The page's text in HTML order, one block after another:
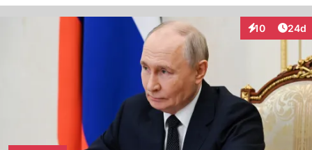
10
Interaktionen
24d